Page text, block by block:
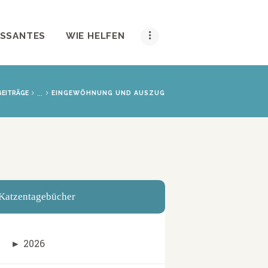
WIE HELFEN
... EINGEWÖHNUNG UND AUSZUG
► 2026